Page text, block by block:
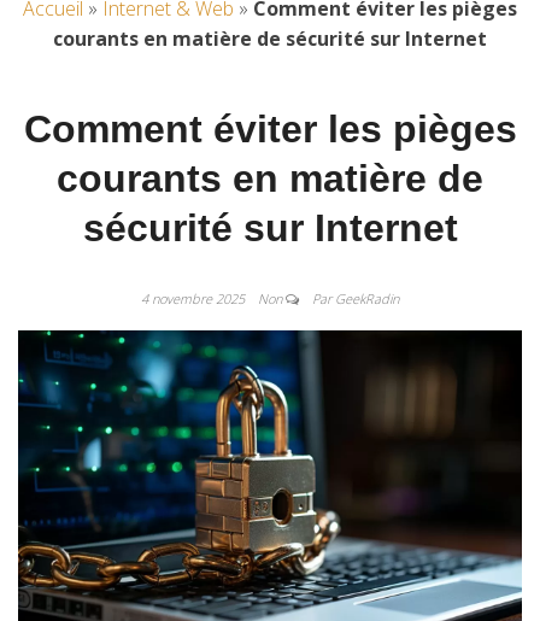
Accueil » Internet & Web » Comment éviter les pièges
courants en matière de sécurité sur Internet
Comment éviter les pièges
courants en matière de
sécurité sur Internet
4 novembre 2025 Non Par GeekRadin